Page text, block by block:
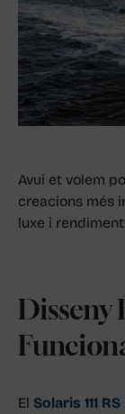
Avui et volem
creacions més
luxe i rendiment.
Disseny
El Solaris 111 RS